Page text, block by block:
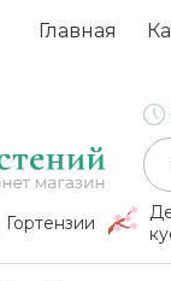
Главная
Гортензии